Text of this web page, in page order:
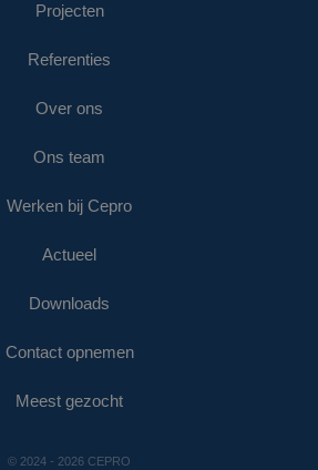
Projecten
Referenties
Over ons
Ons team
Werken bij Cepro
Actueel
Downloads
Contact opnemen
Meest gezocht
© 2024 - 2026 CEPRO